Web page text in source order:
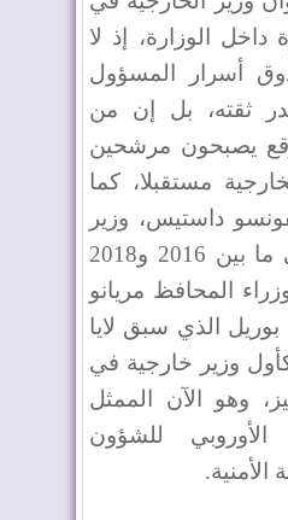
داخل الوزارة، إذ لا
أسرار المسؤول
ثقته، بل إن من
يصبحون مرشحين
مستقبلا، كما
داستيس، وزير
الخارجية الإسباني ما بين 2016 و2018
المحافظ مريانو
الذي سبق لايا
وزير خارجية في
وهو الآن الممثل
الأوروبي للشؤون
الأمنية.